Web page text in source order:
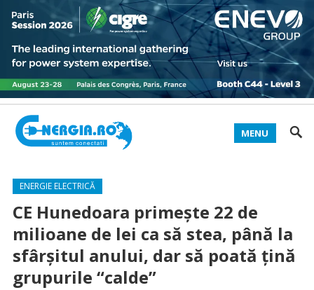
MENU
ENERGIE ELECTRICĂ
CE Hunedoara primește 22 de
milioane de lei ca să stea, până la
sfârșitul anului, dar să poată țină
grupurile “calde”